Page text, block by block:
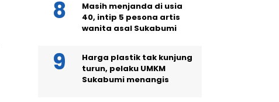
Masih menjanda di usia
40, intip 5 pesona artis
wanita asal Sukabumi
Harga plastik tak kunjung
turun, pelaku UMKM
Sukabumi menangis